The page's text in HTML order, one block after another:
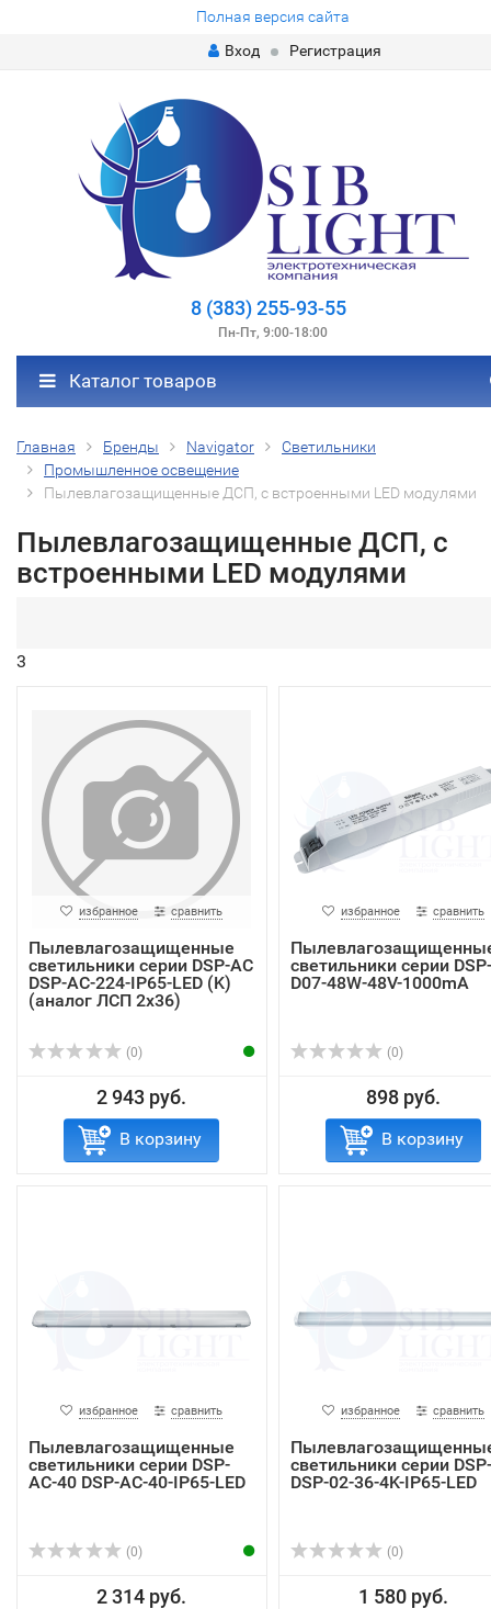
Полная версия сайта
Вход
Регистрация
8 (383) 255-93-55
Пн-Пт, 9:00-18:00
Каталог товаров
Главная Бренды Navigator
Светильники
Промышленное освещение
Пылевлагозащищенные ДСП, с встроенными LED модулями
Пылевлагозащищенные ДСП, с
встроенными LED модулями
3
избранное сравнить
Пылевлагозащищенные
светильники серии DSP-AC
DSP-AC-224-IP65-LED (K)
(аналог ЛСП 2х36)
(0)
2 943 руб.
В корзину
избранное сравнить
светильники серии
D07-48W-48V-1000mA
(0)
898 руб.
В корзину
избранное сравнить
Пылевлагозащищенные
светильники серии DSP-
AC-40 DSP-AC-40-IP65-LED
(0)
2 314 руб.
избранное сравнить
светильники серии
DSP-02-36-4K-IP65-LED
(0)
1 580 руб.